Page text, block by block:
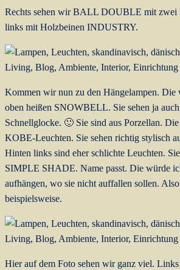
Rechts sehen wir BALL DOUBLE mit zwei
links mit Holzbeinen INDUSTRY.
Kommen wir nun zu den Hängelampen. Die
oben heißen SNOWBELL. Sie sehen ja
Schnellglocke. 🙂 Sie sind aus Porzellan.
KOBE-Leuchten. Sie sehen richtig stylisch
Hinten links sind eher schlichte Leuchten.
SIMPLE SHADE. Name passt. Die würde
aufhängen, wo sie nicht auffallen sollen.
beispielsweise.
Hier auf dem Foto sehen wir ganz viel.